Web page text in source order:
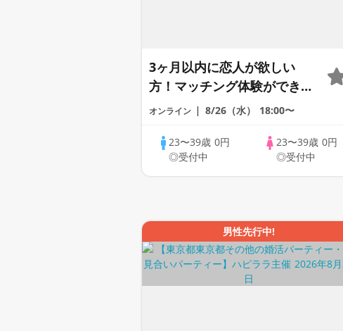
3ヶ月以内に恋人が欲しい
方！マッチング体験ができる
1dayCoupLink♪【恋活】
オンライン 8/26（水） 18:00〜
23〜39歳0円
◎受付中
23〜39歳 0円
◎受付中
男性先行中!